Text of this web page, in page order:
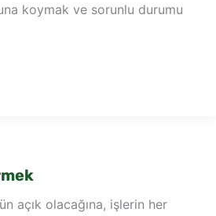
koymak ve sorunlu durumu
açık olacağına, işlerin her